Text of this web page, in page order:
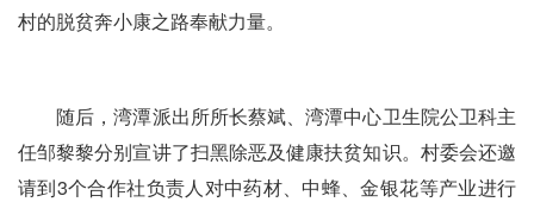
村的脱贫奔小康之路奉献力量。
随后，湾潭派出所所长蔡斌、湾潭中心卫生院公卫科主
任邹黎黎分别宣讲了扫黑除恶及健康扶贫知识。村委会还邀
请到3个合作社负责人对中药材、中蜂、金银花等产业进行